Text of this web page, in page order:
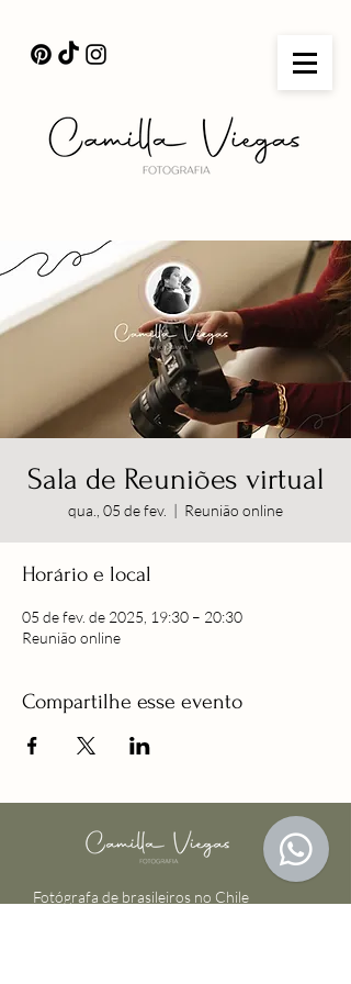
Sala de Reuniões virtual
qua., 05 de fev.
  |
Reunião online
Horário e local
05 de fev. de 2025, 19:30 – 20:30
Reunião online
Compartilhe esse evento
Fotógrafa de brasileiros no Chile